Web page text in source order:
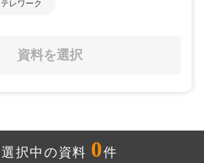
テレワーク
資料を選択
選択中の資料 0件